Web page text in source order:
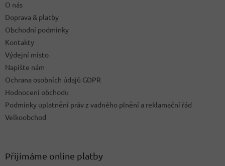
O nás
Doprava & platby
Obchodní podmínky
Kontakty
Výdejní místo
Napište nám
Ochrana osobních údajů GDPR
Hodnocení obchodu
Podmínky uplatnění práv z vadného plnění a reklamační řád
Velkoobchod
Přijímáme online platby